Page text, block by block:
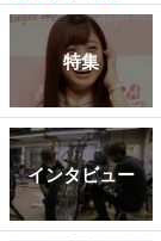
特集
インタビュー